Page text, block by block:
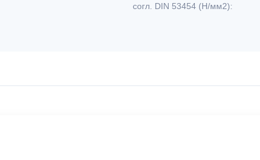
согл. DIN 53454 (Н/мм2):